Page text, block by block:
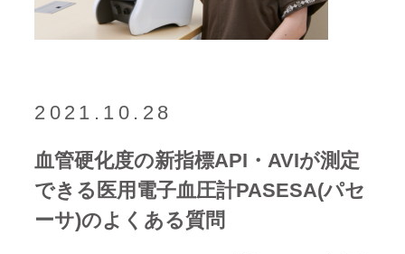
2021.10.28
血管硬化度の新指標API・AVIが測定
できる医用電子血圧計PASESA(パセ
ーサ)のよくある質問